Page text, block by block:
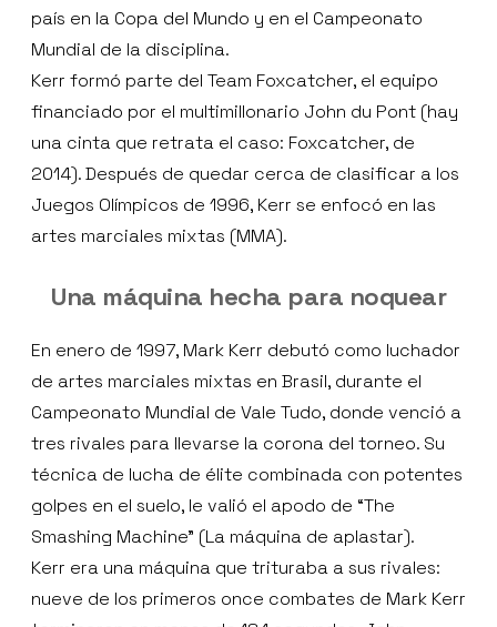
país en la Copa del Mundo y en el Campeonato
Mundial de la disciplina.
Kerr formó parte del Team Foxcatcher, el equipo
financiado por el multimillonario John du Pont (hay
una cinta que retrata el caso: Foxcatcher, de
2014). Después de quedar cerca de clasificar a los
Juegos Olímpicos de 1996, Kerr se enfocó en las
artes marciales mixtas (MMA).
Una máquina hecha para noquear
En enero de 1997, Mark Kerr debutó como luchador
de artes marciales mixtas en Brasil, durante el
Campeonato Mundial de Vale Tudo, donde venció a
tres rivales para llevarse la corona del torneo. Su
técnica de lucha de élite combinada con potentes
golpes en el suelo, le valió el apodo de “The
Smashing Machine” (La máquina de aplastar).
Kerr era una máquina que trituraba a sus rivales:
nueve de los primeros once combates de Mark Kerr